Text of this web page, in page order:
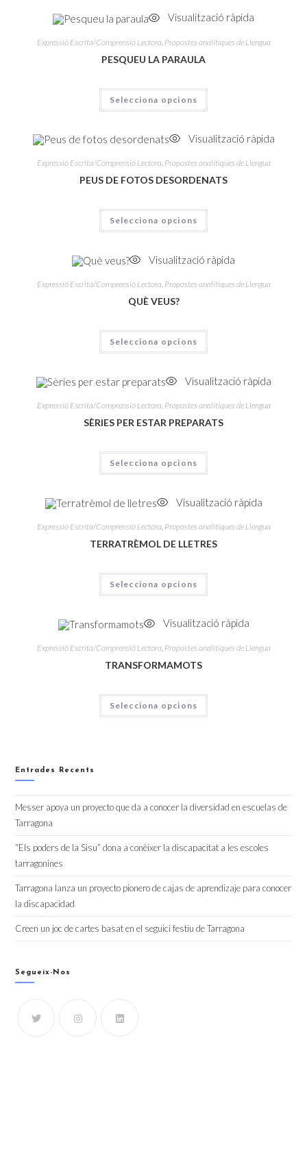
Visualització ràpida
Expressió Escrita/Comprensió Lectora Propostes analítiques de Llengua
PESQUEU LA PARAULA
Selecciona opcions
Visualització ràpida
Expressió Escrita/Comprensió Lectora, Propostes analítiques de Llengua
PEUS DE FOTOS DESORDENATS
Selecciona opcions
Visualització ràpida
Expressió Escrita/Comprensió Lectora, Propostes analítiques de Llengua
QUÈ VEUS?
Selecciona opcions
Visualització ràpida
Expressió Escrita/Comprensió Lectora, Propostes analítiques de Llengua
SÈRIES PER ESTAR PREPARATS
Selecciona opcions
Visualització ràpida
Expressió Escrita/Comprensió Lectora Propostes analítiques de Llengua
TERRATRÈMOL DE LLETRES
Selecciona opcions
Visualització ràpida
Expressió Escrita/Comprensió Lectora Propostes analítiques de Llengua
TRANSFORMAMOTS
Selecciona opcions
Entrades Recents
Messer apoya un proyecto que da a conocer la diversidad en escuelas de
Tarragona
“Els poders de la Sisu” dona a conèixer la discapacitat a les escoles
tarragonines
Tarragona lanza un proyecto pionero de cajas de aprendizaje para conocer
la discapacidad
Creen un joc de cartes basat en el seguici festiu de Tarragona
Segueix-Nos